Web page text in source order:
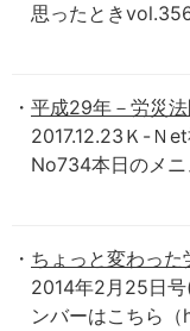
思ったとき
平成29年－労災
2017.12.23Ｋ-Ｎ
No734本日のメ
ちょっと変わった
2014年2月25日
ンバーはこちら